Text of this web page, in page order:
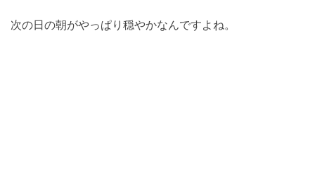
次の日の朝がやっぱり穏やかなんですよね。